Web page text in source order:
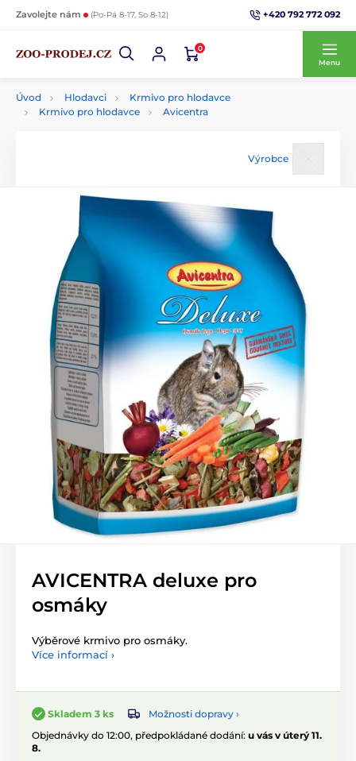
Zavolejte nám (Po-Pá 8-17, So 8-12) +420 792 772 092
0
Menu
Úvod Hlodavci
Krmivo pro hlodavce
Krmivo pro hlodavce
Avicentra
Výrobce
AVICENTRA deluxe pro
osmáky
Výběrové krmivo pro osmáky.
Více informací ›
Skladem 3 ks
Možnosti dopravy ›
Objednávky do 12:00, předpokládané dodání: u vás v úterý 11.
8.